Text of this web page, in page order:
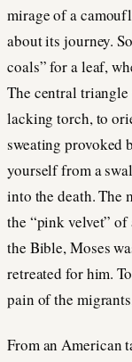
mirage of a
about its journey.
coals” for a leaf,
The central
lacking torch, to
sweating provoked
yourself from a
into the death. The
the “pink velvet”
the Bible, Moses
retreated for him.
pain of the
From an American